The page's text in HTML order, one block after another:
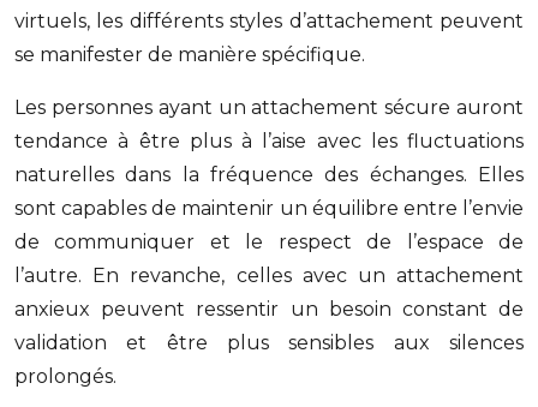
virtuels, les différents styles d’attachement peuvent
se manifester de manière spécifique.
Les personnes ayant un attachement sécure auront
tendance à être plus à l’aise avec les fluctuations
naturelles dans la fréquence des échanges. Elles
sont capables de maintenir un équilibre entre l’envie
de communiquer et le respect de l’espace de
l’autre. En revanche, celles avec un attachement
anxieux peuvent ressentir un besoin constant de
validation et être plus sensibles aux silences
prolongés.